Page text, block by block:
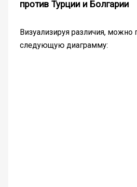
против Турции и Болгарии
Визуализируя различия, можно
следующую диаграмму: